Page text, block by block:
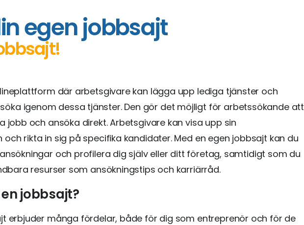
egen jobbsajt
där arbetsgivare kan lägga upp lediga tjänster och
igenom dessa tjänster. Den gör det möjligt för arbetssökande att
jobb och ansöka direkt. Arbetsgivare kan visa upp sin
rikta in sig på specifika kandidater. Med en egen jobbsajt kan du
och profilera dig själv eller ditt företag, samtidigt som du
resurser som ansökningstips och karriärråd.
jobbsajt?
erbjuder många fördelar, både för dig som entreprenör och för de